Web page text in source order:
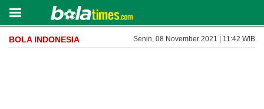
BOLA INDONESIA Senin, 08 November 2021 | 11:42 WIB